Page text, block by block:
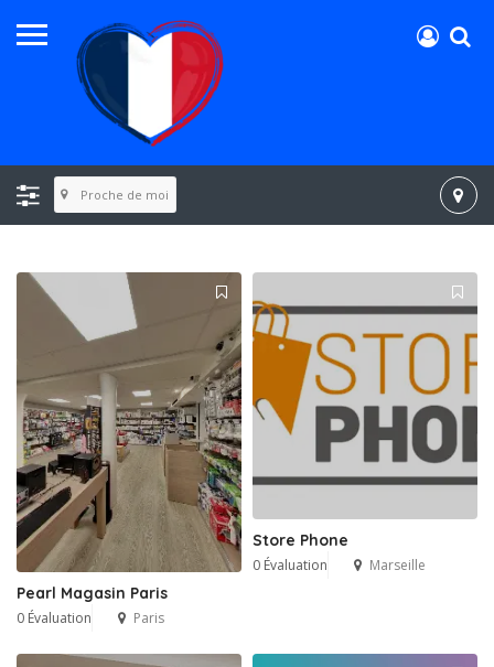
Proche de moi
Pearl Magasin Paris
0 Évaluation Paris
Store Phone
0 Évaluation Marseille